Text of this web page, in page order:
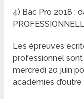
4) Bac Pro 2018 :
Les épreuves
professionnel sont
mercredi 20 juin
académies d’outre